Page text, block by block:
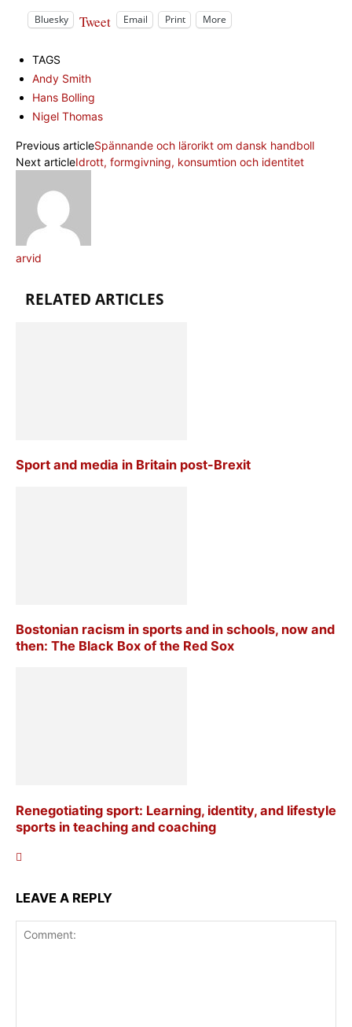
Bluesky Tweet Email Print More
TAGS
Andy Smith
Hans Bolling
Nigel Thomas
Previous articleSpännande och lärorikt om dansk handboll
Next articleIdrott, formgivning, konsumtion och identitet
arvid
RELATED ARTICLES
Sport and media in Britain post-Brexit
Bostonian racism in sports and in schools, now and
then: The Black Box of the Red Sox
Renegotiating sport: Learning, identity, and lifestyle
sports in teaching and coaching
LEAVE A REPLY